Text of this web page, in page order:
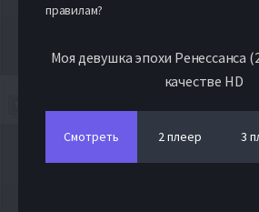
правилам?
Моя девушка эпохи Ренессанса
качестве HD
Смотреть 2 плеер 3